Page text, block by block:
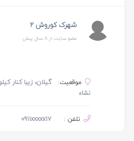
شهرک کوروش ۲
عضو سایت از 8 سال پیش
موقعیت:
نشاء
تلفن : 0911xxxxx17